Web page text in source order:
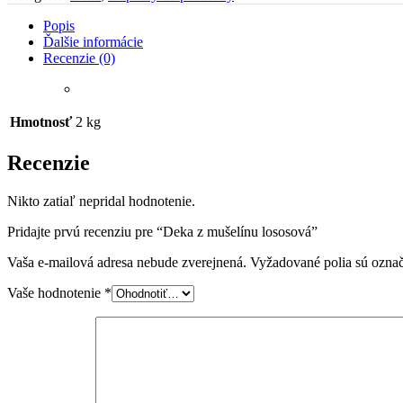
Popis
Ďalšie informácie
Recenzie (0)
Hmotnosť 2 kg
Recenzie
Nikto zatiaľ nepridal hodnotenie.
Pridajte prvú recenziu pre “Deka z mušelínu lososová”
Vaša e-mailová adresa nebude zverejnená. Vyžadované polia sú
Vaše hodnotenie *